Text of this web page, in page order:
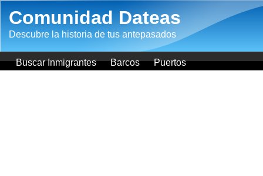
Comunidad Dateas
Descubre la historia de tus antepasados
Buscar Inmigrantes Barcos Puertos